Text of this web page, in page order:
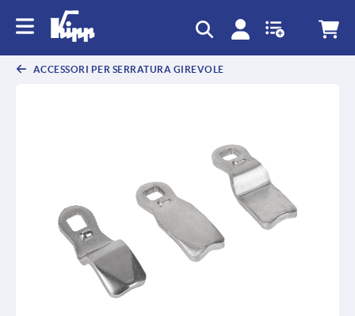
ACCESSORI PER SERRATURA GIREVOLE